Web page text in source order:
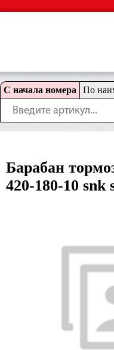
С начала номера По
Барабан
420-180-10 snk